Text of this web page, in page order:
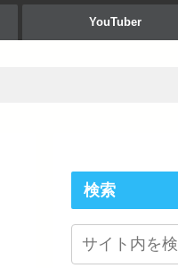
YouTuber
検索